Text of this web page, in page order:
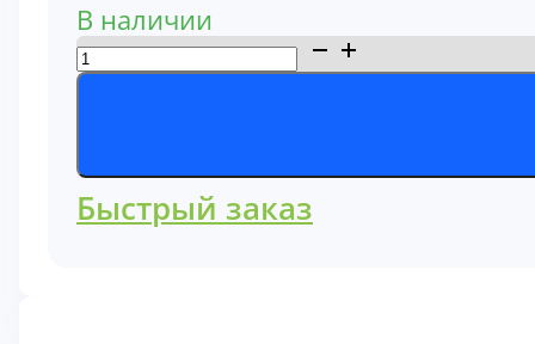
В наличии
Количество
товара
топливный
860143654
Быстрый заказ